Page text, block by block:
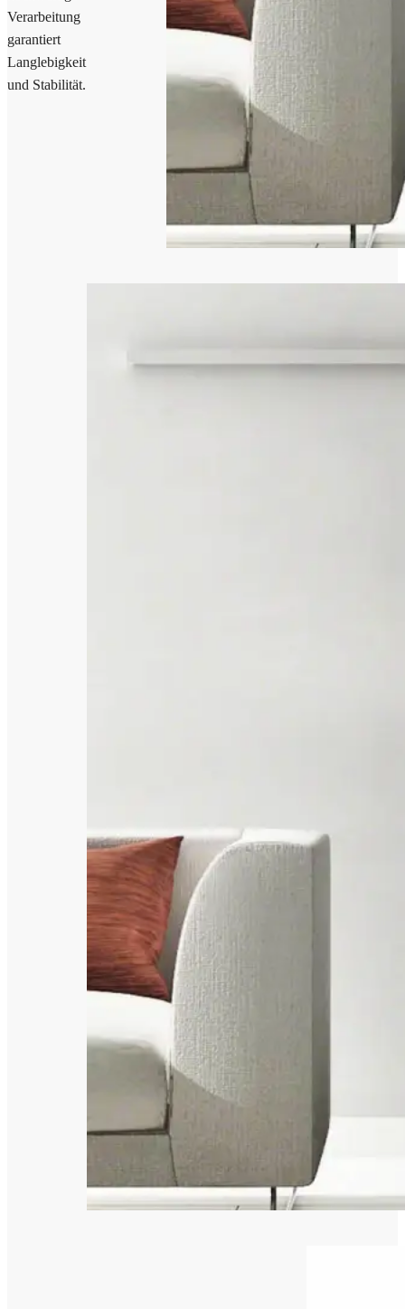
Verarbeitung
garantiert
Langlebigkeit
und Stabilität.